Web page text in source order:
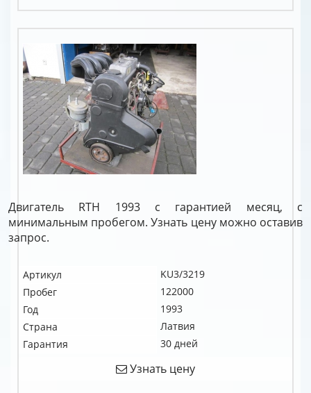
Двигатель RTH 1993 с гарантией месяц, с
минимальным пробегом. Узнать цену можно оставив
запрос.
Артикул
KU3/3219
Пробег
122000
Год
1993
Страна
Латвия
Гарантия
30 дней
Узнать цену